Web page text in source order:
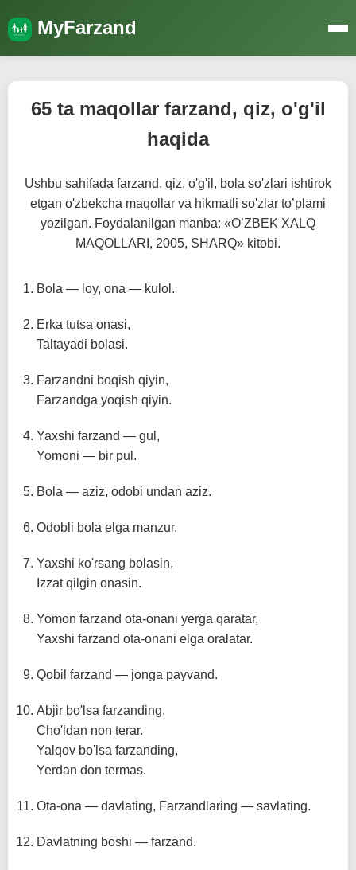
MyFarzand
65 ta maqollar farzand, qiz, o'g'il
haqida
Ushbu sahifada farzand, qiz, o'g'il, bola so'zlari ishtirok
etgan o'zbekcha maqollar va hikmatli so'zlar to’plami
yozilgan. Foydalanilgan manba: «O’ZBEK XALQ
MAQOLLARI, 2005, SHARQ» kitobi.
Bola — loy, ona — kulol.
Erka tutsa onasi,
Taltayadi bolasi.
Farzandni boqish qiyin,
Farzandga yoqish qiyin.
Yaxshi farzand — gul,
Yomoni — bir pul.
Bola — aziz, odobi undan aziz.
Odobli bola elga manzur.
Yaxshi ko'rsang bolasin,
Izzat qilgin onasin.
Yomon farzand ota-onani yerga qaratar,
Yaxshi farzand ota-onani elga oralatar.
Qobil farzand — jonga payvand.
Abjir bo'lsa farzanding,
Cho'ldan non terar.
Yalqov bo'lsa farzanding,
Yerdan don termas.
Ota-ona — davlating, Farzandlaring — savlating.
Davlatning boshi — farzand.